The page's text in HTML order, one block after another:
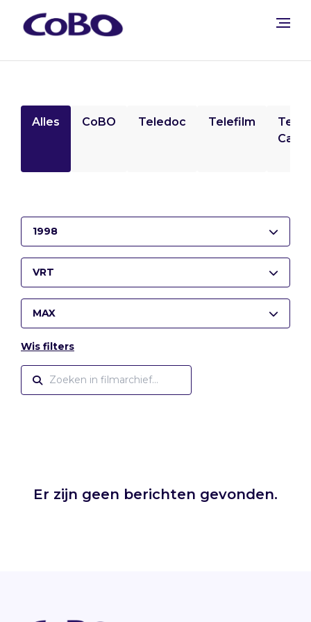
Alles CoBO Teledoc Telefilm
1998
VRT
MAX
Wis filters
Er zijn geen berichten gevonden.